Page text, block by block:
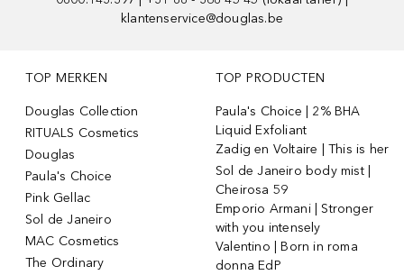
klantenservice@douglas.be
TOP MERKEN
Douglas Collection
RITUALS Cosmetics
Douglas
Paula's Choice
Pink Gellac
Sol de Janeiro
MAC Cosmetics
The Ordinary
TOP PRODUCTEN
Paula's Choice | 2% BHA
Liquid Exfoliant
Zadig en Voltaire | This is her
Sol de Janeiro body mist |
Cheirosa 59
Emporio Armani | Stronger
with you intensely
Valentino | Born in roma
donna EdP